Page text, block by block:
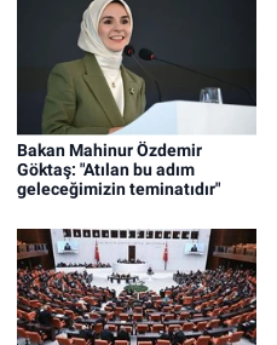
Bakan Mahinur Özdemir
Göktaş: "Atılan bu adım
geleceğimizin teminatıdır"